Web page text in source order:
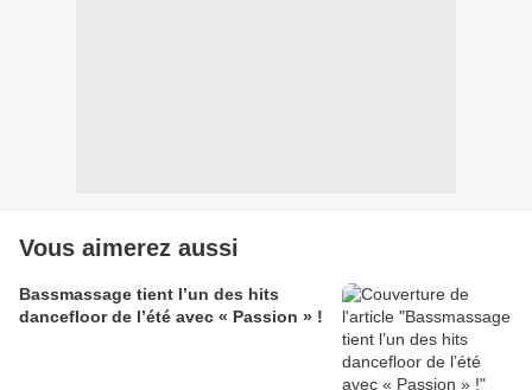
Vous aimerez aussi
Bassmassage tient l’un des hits
dancefloor de l’été avec « Passion » !